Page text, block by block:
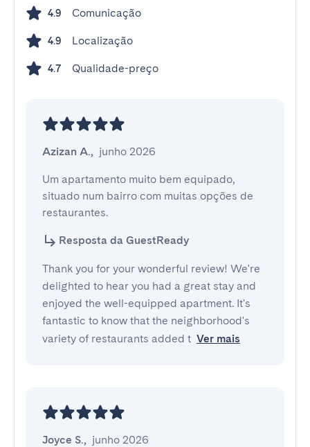
4.9 Comunicação
4.9 Localização
4.7 Qualidade-preço
Azizan A., junho 2026
Um apartamento muito bem equipado,
situado num bairro com muitas opções de
restaurantes.
Resposta da GuestReady
Thank you for your wonderful review! We're
delighted to hear you had a great stay and
enjoyed the well-equipped apartment. It's
fantastic to know that the neighborhood's
variety of restaurants added t Ver mais
Joyce S., junho 2026